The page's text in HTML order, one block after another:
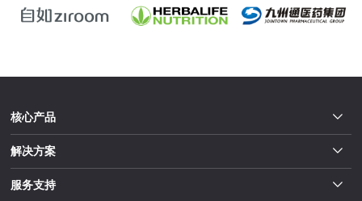
核心产品
解决方案
服务支持